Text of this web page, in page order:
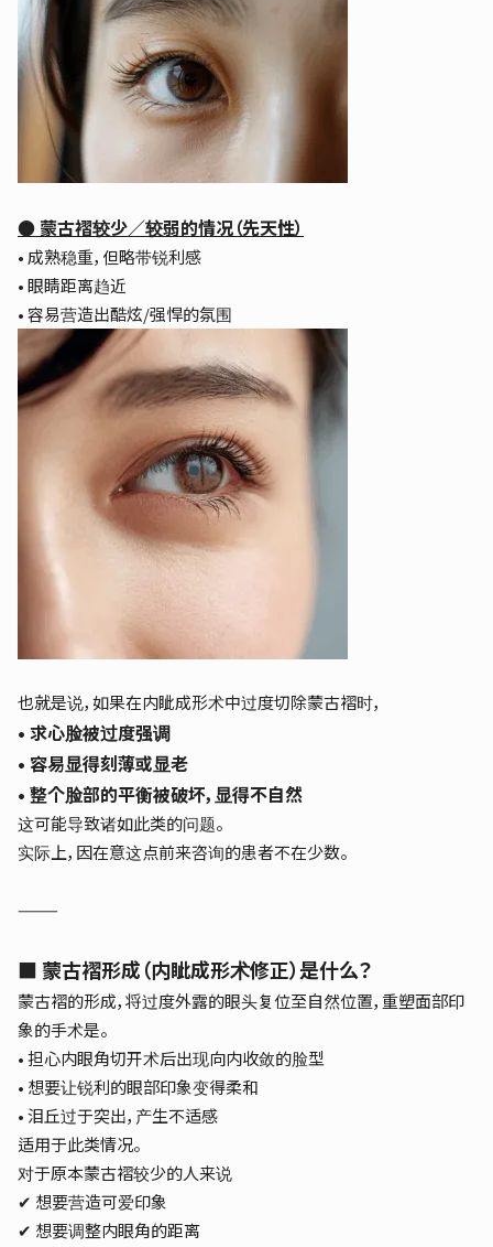
● 蒙古褶较少／较弱的情况（先天性）
• 成熟稳重，但略带锐利感
• 眼睛距离趋近
• 容易营造出酷炫/强悍的氛围
也就是说，如果在内眦成形术中过度切除蒙古褶时，
• 求心脸被过度强调
• 容易显得刻薄或显老
• 整个脸部的平衡被破坏，显得不自然
这可能导致诸如此类的问题。
实际上，因在意这点前来咨询的患者不在少数。
⸻
■ 蒙古褶形成（内眦成形术修正）是什么？
蒙古褶的形成，将过度外露的眼头复位至自然位置，重塑面部印
象的手术是。
• 担心内眼角切开术后出现向内收敛的脸型
• 想要让锐利的眼部印象变得柔和
• 泪丘过于突出，产生不适感
适用于此类情况。
对于原本蒙古褶较少的人来说
✔ 想要营造可爱印象
✔ 想要调整内眼角的距离